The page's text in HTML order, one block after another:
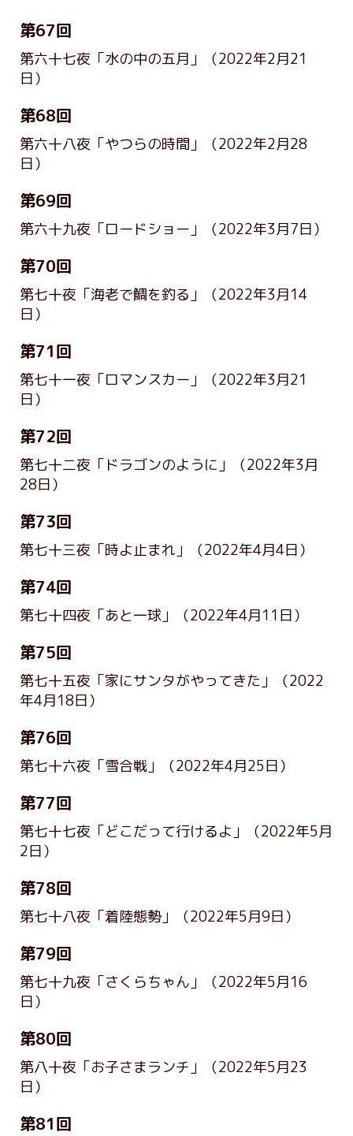
第67回
第六十七夜「水の中の五月」
（2022年2月21
日）
第68回
第六十八夜「やつらの時間」
（2022年2月28
日）
第69回
第六十九夜「ロードショー」 （2022年3月7日）
第70回
第七十夜「海老で鯛を釣る」
（2022年3月14
日）
第71回
第七十一夜「ロマンスカー」
（2022年3月21
日）
第72回
第七十二夜「ドラゴンのように」
（2022年3月
28日）
第73回
第七十三夜「時よ止まれ」 （2022年4月4日）
第74回
第七十四夜「あと一球」 （2022年4月11日）
第75回
第七十五夜「家にサンタがやってきた」
（2022
年4月18日）
第76回
第七十六夜「雪合戦」 （2022年4月25日）
第77回
第七十七夜「どこだって行けるよ」
（2022年5月
2日）
第78回
第七十八夜「着陸態勢」 （2022年5月9日）
第79回
第七十九夜「さくらちゃん」
（2022年5月16
日）
第80回
第八十夜「お子さまランチ」
（2022年5月23
日）
第81回